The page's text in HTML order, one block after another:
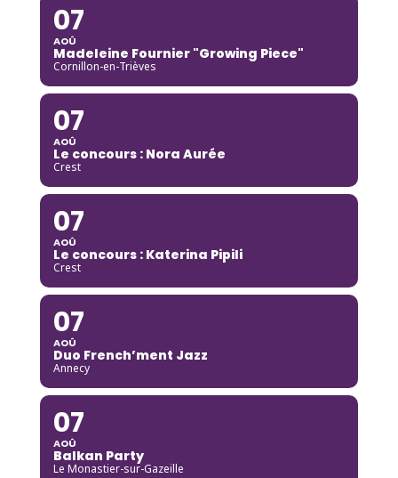
07
AOÛ
Madeleine Fournier "Growing Piece"
Cornillon-en-Trièves
07
AOÛ
Le concours : Nora Aurée
Crest
07
AOÛ
Le concours : Katerina Pipili
Crest
07
AOÛ
Duo French’ment Jazz
Annecy
07
AOÛ
Balkan Party
Le Monastier-sur-Gazeille